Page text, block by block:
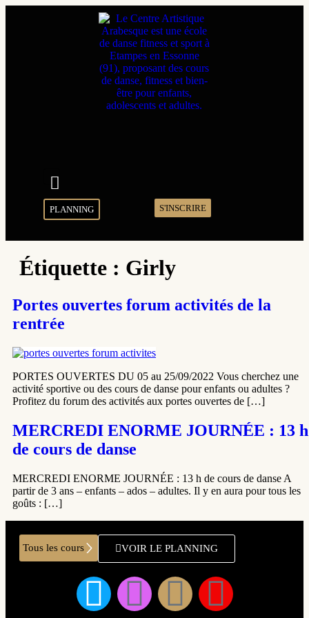
PLANNING S'INSCRIRE
Étiquette : Girly
Portes ouvertes forum activités de la
rentrée
PORTES OUVERTES DU 05 au 25/09/2022 Vous cherchez une
activité sportive ou des cours de danse pour enfants ou adultes ?
Profitez du forum des activités aux portes ouvertes de […]
MERCREDI ENORME JOURNÉE : 13 h
de cours de danse
MERCREDI ENORME JOURNÉE : 13 h de cours de danse A
partir de 3 ans – enfants – ados – adultes. Il y en aura pour tous les
goûts : […]
Tous les cours VOIR LE PLANNING